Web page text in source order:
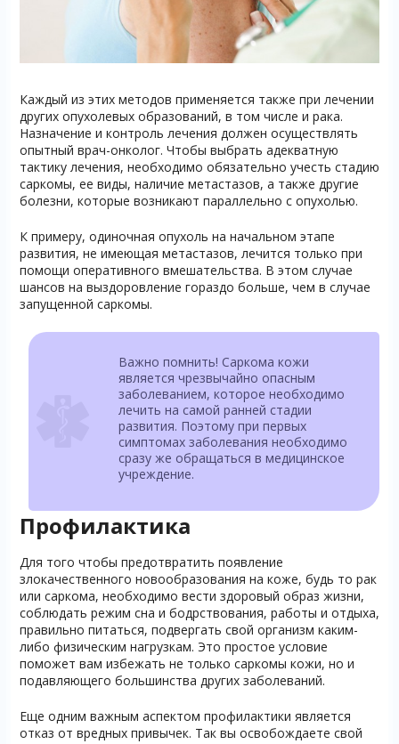
Каждый из этих методов применяется также при лечении
других опухолевых образований, в том числе и рака.
Назначение и контроль лечения должен осуществлять
опытный врач-онколог. Чтобы выбрать адекватную
тактику лечения, необходимо обязательно учесть стадию
саркомы, ее виды, наличие метастазов, а также другие
болезни, которые возникают параллельно с опухолью.
К примеру, одиночная опухоль на начальном этапе
развития, не имеющая метастазов, лечится только при
помощи оперативного вмешательства. В этом случае
шансов на выздоровление гораздо больше, чем в случае
запущенной саркомы.
Важно помнить! Саркома кожи
является чрезвычайно опасным
заболеванием, которое необходимо
лечить на самой ранней стадии
развития. Поэтому при первых
симптомах заболевания необходимо
сразу же обращаться в медицинское
учреждение.
Профилактика
Для того чтобы предотвратить появление
злокачественного новообразования на коже, будь то рак
или саркома, необходимо вести здоровый образ жизни,
соблюдать режим сна и бодрствования, работы и отдыха,
правильно питаться, подвергать свой организм каким-
либо физическим нагрузкам. Это простое условие
поможет вам избежать не только саркомы кожи, но и
подавляющего большинства других заболеваний.
Еще одним важным аспектом профилактики является
отказ от вредных привычек. Так вы освобождаете свой